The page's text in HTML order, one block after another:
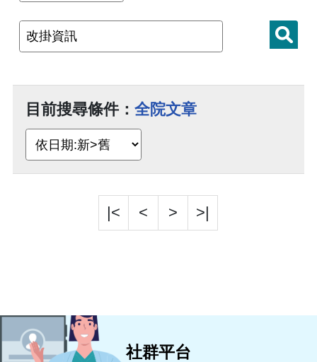
目前搜尋條件： 全院文章
|< < > >|
社群平台